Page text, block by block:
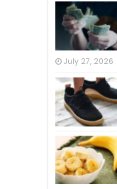
July 27, 2026